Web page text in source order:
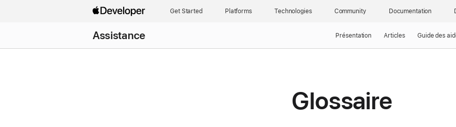
Get Started Platforms Technologies Community Documentation
Assistance Présentation Articles Guide des
Glossaire